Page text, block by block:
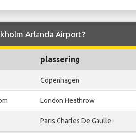
Arlanda Airport?
plassering
Copenhagen
London Heathrow
Paris Charles De Gaulle